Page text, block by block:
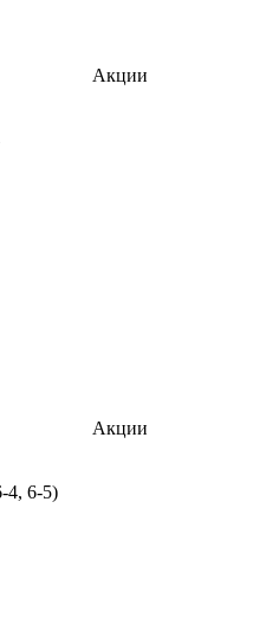
Акции
Акции
4, 6-5)